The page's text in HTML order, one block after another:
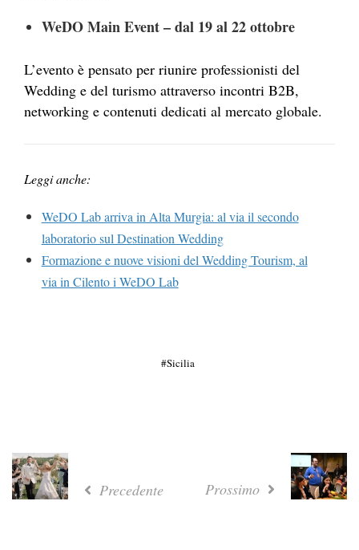
WeDO Main Event – dal 19 al 22 ottobre
L’evento è pensato per riunire professionisti del
Wedding e del turismo attraverso incontri B2B,
networking e contenuti dedicati al mercato globale.
Leggi anche:
WeDO Lab arriva in Alta Murgia: al via il secondo
laboratorio sul Destination Wedding
Formazione e nuove visioni del Wedding Tourism, al
via in Cilento i WeDO Lab
Sicilia
Precedente Prossimo